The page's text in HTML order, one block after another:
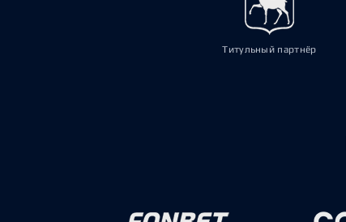
Титульный партнёр